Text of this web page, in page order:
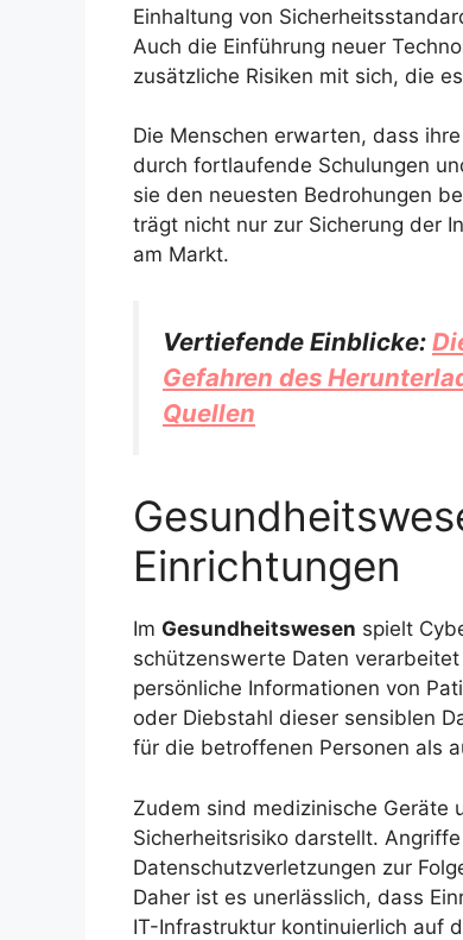
Einhaltung von
Auch die Einführung neuer
zusätzliche Risiken mit sich, die
Die Menschen erwarten, dass
durch fortlaufende Schulungen
sie den neuesten Bedrohungen
trägt nicht nur zur Sicherung der
am Markt.
Vertiefende Einblicke:
Gefahren des
Quellen
Einrichtungen
Im Gesundheitswesen spielt
schützenswerte Daten
persönliche Informationen von
oder Diebstahl dieser sensiblen
für die betroffenen Personen als
Zudem sind medizinische Geräte
Sicherheitsrisiko darstellt.
Datenschutzverletzungen zur
Daher ist es unerlässlich, dass
IT-Infrastruktur kontinuierlich auf